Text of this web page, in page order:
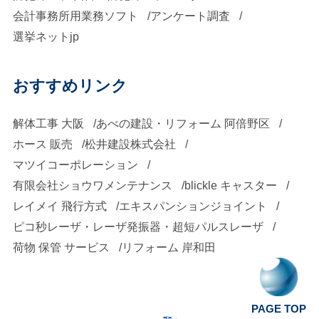
会計事務所用業務ソフト
アンケート調査
選挙ネットjp
おすすめリンク
解体工事 大阪
あべの建設・リフォーム 阿倍野区
ホース 販売
松井建設株式会社
マツイコーポレーション
有限会社ショウワメンテナンス
blickle キャスター
レイメイ 飛行方式
エキスパンションジョイント
ピコ秒レーザ・レーザ発振器・超短パルスレーザ
荷物 保管 サービス
リフォーム 岸和田
PAGE TOP